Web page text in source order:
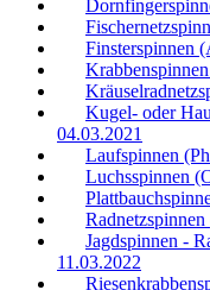
Finsterspinnen
Kugel- oder
04.03.2021
Laufspinnen
Luchsspinnen
Jagdspinnen -
11.03.2022